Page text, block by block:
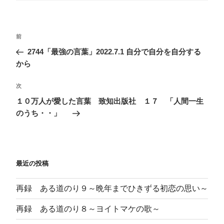
投
ナ
ゲ
ー
シ
前
の
投
前
2744「最強の言葉」2022.7.1 自分で自分を自分する
から
次
の
投
次
１０万人が愛した言葉 致知出版社 １７ 「人間一生
のうち・・」
最近の投稿
再録 ある道のり９～晩年までひきずる初恋の思い～
再録 ある道のり８～ヨイトマケの歌～